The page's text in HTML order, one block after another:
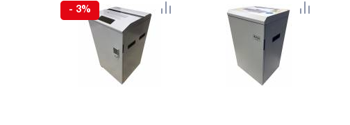
- 3%